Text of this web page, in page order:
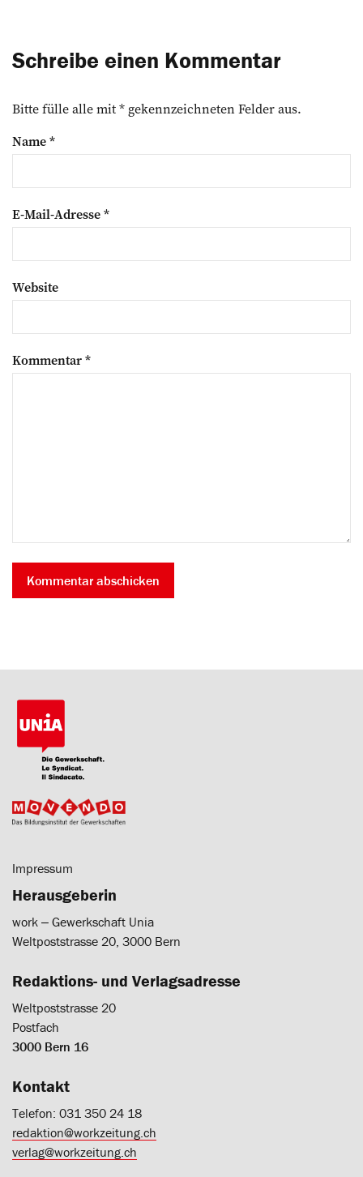
Schreibe einen Kommentar
Bitte fülle alle mit * gekennzeichneten Felder aus.
Name*
E-Mail-Adresse*
Website
Kommentar*
Impressum
Herausgeberin
work ‒ Gewerkschaft Unia
Weltpoststrasse 20, 3000 Bern
Redaktions- und Verlagsadresse
Weltpoststrasse 20
Postfach
3000 Bern 16
Kontakt
Telefon: 031 350 24 18
redaktion@workzeitung.ch
verlag@workzeitung.ch